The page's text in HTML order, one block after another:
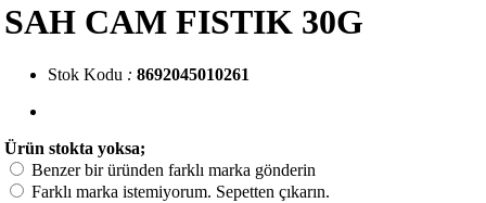
SAH CAM FISTIK 30G
Stok Kodu : 8692045010261
Ürün stokta yoksa;
Benzer bir üründen farklı marka gönderin
Farklı marka istemiyorum. Sepetten çıkarın.